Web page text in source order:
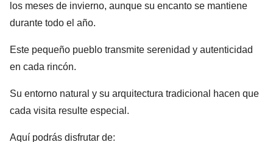
los meses de invierno, aunque su encanto se mantiene
durante todo el año.
Este pequeño pueblo transmite serenidad y autenticidad
en cada rincón.
Su entorno natural y su arquitectura tradicional hacen que
cada visita resulte especial.
Aquí podrás disfrutar de: